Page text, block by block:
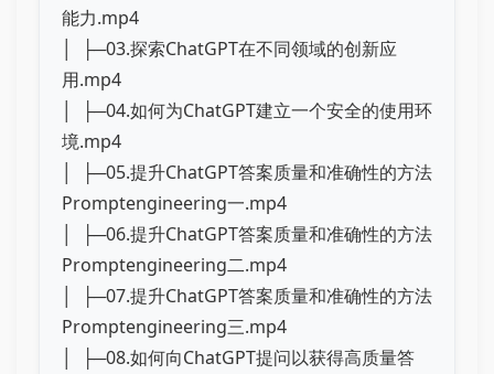
能力.mp4
│ ├─03.探索ChatGPT在不同领域的创新应
用.mp4
│ ├─04.如何为ChatGPT建立一个安全的使用环
境.mp4
│ ├─05.提升ChatGPT答案质量和准确性的方法
Promptengineering一.mp4
│ ├─06.提升ChatGPT答案质量和准确性的方法
Promptengineering二.mp4
│ ├─07.提升ChatGPT答案质量和准确性的方法
Promptengineering三.mp4
│ ├─08.如何向ChatGPT提问以获得高质量答